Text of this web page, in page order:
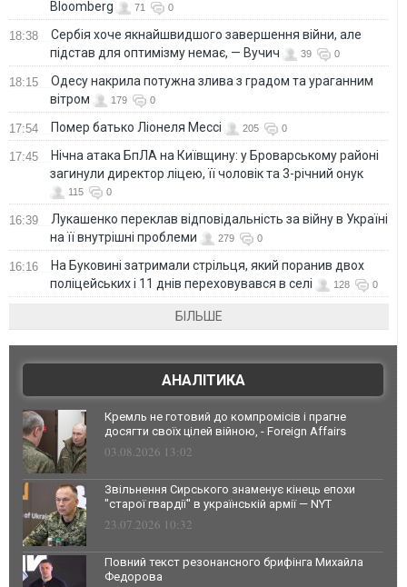
Bloomberg 71 0
18:38
Сербія хоче якнайшвидшого завершення війни, але
підстав для оптимізму немає, — Вучич
39 0
18:15
Одесу накрила потужна злива з градом та ураганним
вітром
179 0
17:54 Помер батько Ліонеля Мессі 205 0
17:45
Нічна атака БпЛА на Київщину: у Броварському районі
загинули директор ліцею, її чоловік та 3-річний онук
115 0
16:39
Лукашенко переклав відповідальність за війну в Україні
на її внутрішні проблеми
279 0
16:16
На Буковині затримали стрільця, який поранив двох
поліцейських і 11 днів переховувався в селі
128 0
БІЛЬШЕ
АНАЛІТИКА
Кремль не готовий до компромісів і прагне
досягти своїх цілей війною, - Foreign Affairs
03.08.2026 13:02
Звільнення Сирського знаменує кінець епохи
"старої гвардії" в українській армії — NYT
23.07.2026 10:32
Повний текст резонансного брифінга Михайла
Федорова